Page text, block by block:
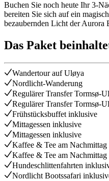
Buchen Sie noch heute Ihr 3-
bereiten Sie sich auf ein
bezaubernden Licht der Aurora
Das Paket
Wandertour auf Uløya
Nordlicht-Wanderung
Regulärer Transfer Tormsø-
Regulärer Transfer Tormsø-
Frühstücksbuffet inklusive
Mittagessen inklusive
Mittagessen inklusive
Kaffee & Tee am
Kaffee & Tee am
Hundeschlittenfahrten
Nordlicht Bootssafari